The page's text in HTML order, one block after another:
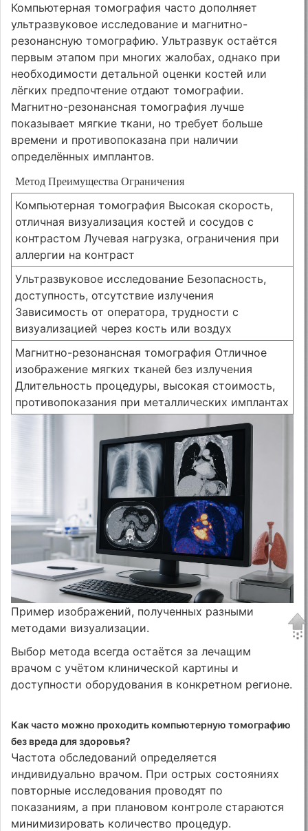
Компьютерная томография часто дополняет
ультразвуковое исследование и магнитно-
резонансную томографию. Ультразвук остаётся
первым этапом при многих жалобах, однако при
необходимости детальной оценки костей или
лёгких предпочтение отдают томографии.
Магнитно-резонансная томография лучше
показывает мягкие ткани, но требует больше
времени и противопоказана при наличии
определённых имплантов.
Метод Преимущества Ограничения
Компьютерная томография Высокая скорость,
отличная визуализация костей и сосудов с
контрастом Лучевая нагрузка, ограничения при
аллергии на контраст
Ультразвуковое исследование Безопасность,
доступность, отсутствие излучения
Зависимость от оператора, трудности с
визуализацией через кость или воздух
Магнитно-резонансная томография Отличное
изображение мягких тканей без излучения
Длительность процедуры, высокая стоимость,
противопоказания при металлических имплантах
Пример изображений, полученных разными
методами визуализации.
Выбор метода всегда остаётся за лечащим
врачом с учётом клинической картины и
доступности оборудования в конкретном регионе.
Как часто можно проходить компьютерную томографию
без вреда для здоровья?
Частота обследований определяется
индивидуально врачом. При острых состояниях
повторные исследования проводят по
показаниям, а при плановом контроле стараются
минимизировать количество процедур.